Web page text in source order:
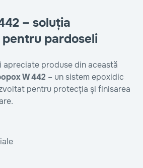
– soluția
pardoseli
apreciate produse din această
W 442 – un sistem epoxidic
pentru protecția și finisarea